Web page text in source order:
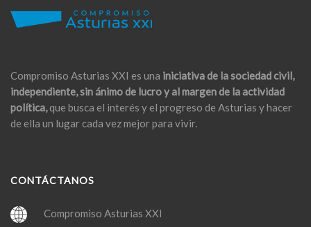
Compromiso Asturias XXI es una iniciativa de la sociedad civil,
independiente, sin ánimo de lucro y al margen de la actividad
política,que busca el interés y el progreso de Asturias y hacer
de ella un lugar cada vez mejor para vivir.
CONTÁCTANOS
Compromiso Asturias XXI